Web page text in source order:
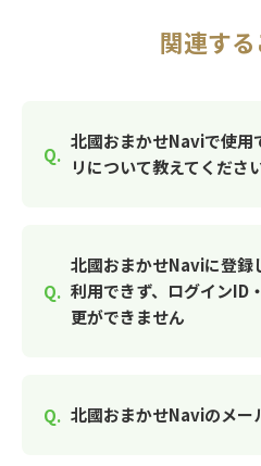
関連す
北國おまかせNaviで使用
リについて教えてくださ
北國おまかせNaviに登録
利用できず、ログインID
更ができません
北國おまかせNaviのメー